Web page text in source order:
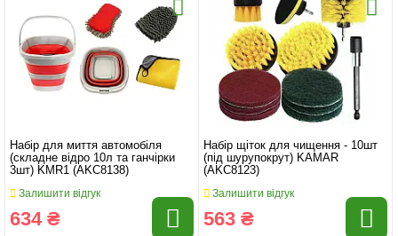
Набір для миття автомобіля
(складне відро 10л та ганчірки
3шт) KMR1 (AKC8138)
Залишити відгук
634 ₴
Набір щіток для чищення - 10шт
(під шурупокрут) KAMAR
(AKC8123)
Залишити відгук
563 ₴